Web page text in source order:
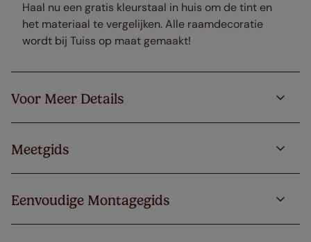
Haal nu een gratis kleurstaal in huis om de tint en
het materiaal te vergelijken. Alle raamdecoratie
wordt bij Tuiss op maat gemaakt!
Voor Meer Details
Meetgids
Eenvoudige Montagegids